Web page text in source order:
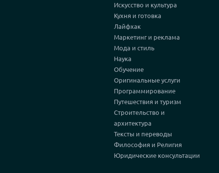
Искусство и культура
Кухня и готовка
Лайфхак
Маркетинг и реклама
Мода и стиль
Наука
Обучение
Оригинальные услуги
Программирование
Путешествия и туризм
Строительство и
архитектура
Тексты и переводы
Философия и Религия
Юридические консультации